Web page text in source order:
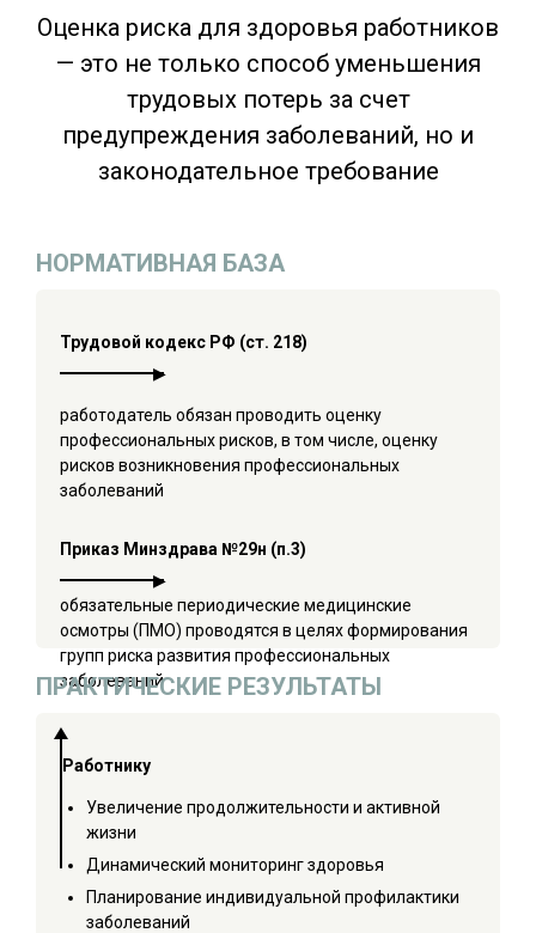
Оценка риска для здоровья работников
— это не только способ уменьшения
трудовых потерь за счет
предупреждения заболеваний, но и
законодательное требование
НОРМАТИВНАЯ БАЗА
Трудовой кодекс РФ (ст. 218)
работодатель обязан проводить оценку
профессиональных рисков, в том числе, оценку
рисков возникновения профессиональных
заболеваний
Приказ Минздрава №29н (п.3)
обязательные периодические медицинские
осмотры (ПМО) проводятся в целях формирования
групп риска развития профессиональных
заболеваний
ПРАКТИЧЕСКИЕ РЕЗУЛЬТАТЫ
Работнику
Увеличение продолжительности и активной
жизни
Динамический мониторинг здоровья
Планирование индивидуальной профилактики
заболеваний